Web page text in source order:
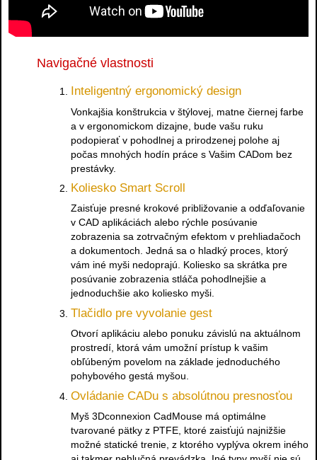
Navigačné vlastnosti
Inteligentný ergonomický design
Vonkajšia konštrukcia v štýlovej, matne čiernej farbe
a v ergonomickom dizajne, bude vašu ruku
podopierať v pohodlnej a prirodzenej polohe aj
počas mnohých hodín práce s Vašim CADom bez
prestávky.
Koliesko Smart Scroll
Zaisťuje presné krokové približovanie a odďaľovanie
v CAD aplikáciách alebo rýchle posúvanie
zobrazenia sa zotrvačným efektom v prehliadačoch
a dokumentoch. Jedná sa o hladký proces, ktorý
vám iné myši nedoprajú. Koliesko sa skrátka pre
posúvanie zobrazenia stláča pohodlnejšie a
jednoduchšie ako koliesko myši.
Tlačidlo pre vyvolanie gest
Otvorí aplikáciu alebo ponuku závislú na aktuálnom
prostredí, ktorá vám umožní prístup k vašim
obľúbeným povelom na základe jednoduchého
pohybového gestá myšou.
Ovládanie CADu s absolútnou presnosťou
Myš 3Dconnexion CadMouse má optimálne
tvarované pätky z PTFE, ktoré zaisťujú najnižšie
možné statické trenie, z ktorého vyplýva okrem iného